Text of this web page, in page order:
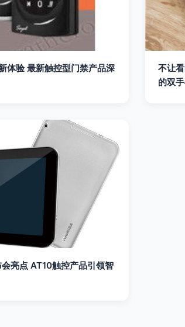
体验 最新触控型门禁产品深
不让
的双
亮点 AT10触控产品引领智